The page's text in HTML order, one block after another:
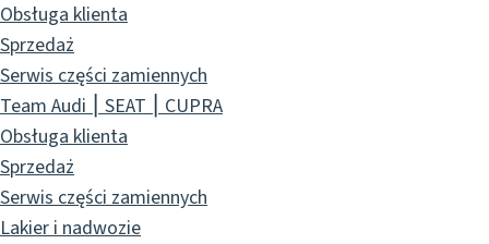
Obsługa klienta
Sprzedaż
Serwis części zamiennych
Team Audi ⎮ SEAT ⎮ CUPRA
Obsługa klienta
Sprzedaż
Serwis części zamiennych
Lakier i nadwozie